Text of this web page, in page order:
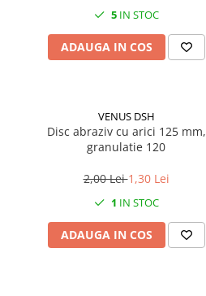
5IN STOC
ADAUGA IN COS
VENUS DSH
Disc abraziv cu arici 125 mm,
granulatie 120
2,00 Lei1,30 Lei
1 IN STOC
ADAUGA IN COS